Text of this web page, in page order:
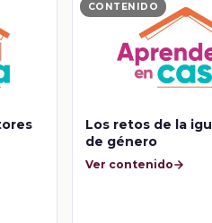
CONTENIDO
Los retos de la
de género
Ver contenido